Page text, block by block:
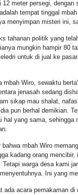
12 meter persegi,
tempat tinggal
menyimpan misteri ini,
tahanan politik yang
mungkin hampir 80
untuk di jual ke
mbah Wiro, sewaktu
jenasah sedang
sikap mau shalat,
pun berhal demikian.
hal yang sama,
mbah Wiro
kadang orang
warga desa kami
Ini yang
ada acara pemakaman